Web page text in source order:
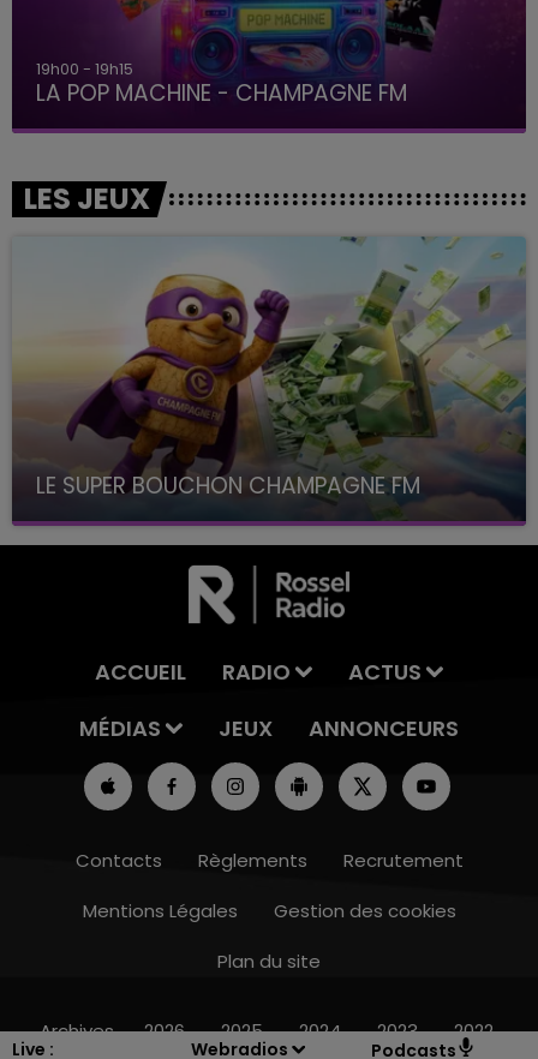
Live : Webradios Podcasts
15h00 - 19h00
19h15 - 20h00
LA RADIO POP
LES JEUX
LE SUPER BOUCHON CHAMPAGNE FM
avec La Famille Champagne FM, à 8H10
ACCUEIL RADIO
ACTUS
MÉDIAS
JEUX ANNONCEURS
Contacts Règlements
Recrutement
Mentions Légales
Gestion des cookies
Plan du site
Archives 2026 2025 2024 2023 2022